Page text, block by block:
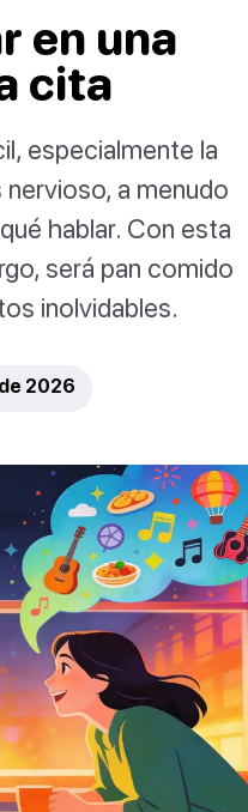
en una
cita
especialmente la
a menudo
hablar. Con esta
será pan comido
inolvidables.
2026